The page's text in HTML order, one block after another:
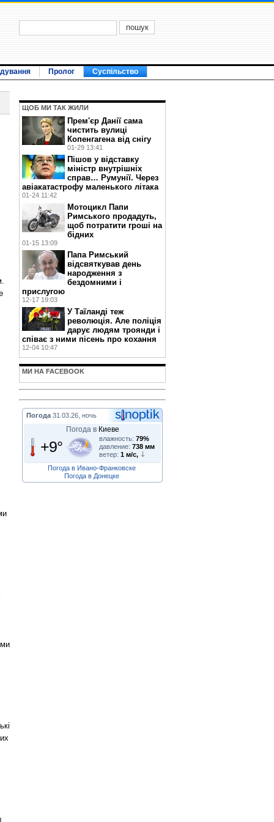
Пролог Суспільство
ЩОБ МИ ТАК ЖИЛИ
Прем'єр Данії сама
чистить вулиці
Копенгагена від снігу
01-29 13:41
Пішов у відставку
міністр внутрішніх
справ… Румунії. Через
авіакатастрофу маленького літака
01-24 11:42
Мотоцикл Папи
Римського продадуть,
щоб потратити гроші на
бідних
01-15 13:09
Папа Римський
відсвяткував день
народження з
бездомними і
прислугою
12-17 19:03
У Таїланді теж
революція. Але поліція
дарує людям троянди і
співає з ними пісень про кохання
12-04 10:47
МИ НА FACEBOOK
Погода 31.03.26, ночь
Погода в Киеве
+9° влажность: 79%
давление: 738 мм
ветер: 1 м/с,
Погода в Ивано-Франковске
Погода в Донецке